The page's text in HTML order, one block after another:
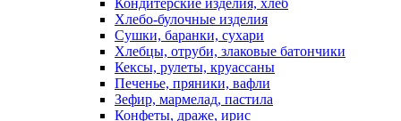
Кондитерские изделия, хлеб
Хлебо-булочные изделия
Сушки, баранки, сухари
Хлебцы, отруби, злаковые батончики
Кексы, рулеты, круассаны
Печенье, пряники, вафли
Зефир, мармелад, пастила
Конфеты, драже, ирис